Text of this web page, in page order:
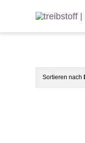
springen
Sortieren nach